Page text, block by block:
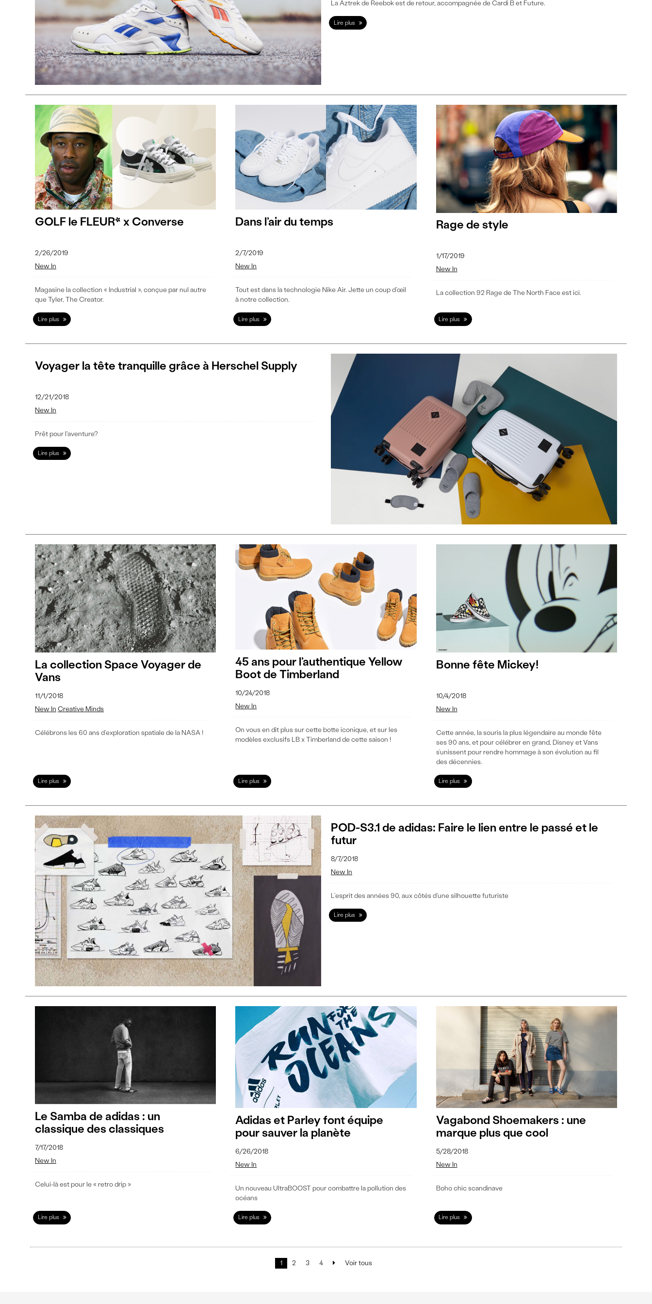
La Aztrek de Reebok est de retour, accompagnée de Cardi B et Future.
Lire plus
GOLF le FLEUR* x Converse
2/26/2019
New In
Magasine la collection « Industrial », conçue par nul autre
que Tyler, The Creator.
Lire plus
Dans l’air du temps
2/7/2019
New In
Tout est dans la technologie Nike Air. Jette un coup d’œil
à notre collection.
Lire plus
Rage de style
1/17/2019
New In
La collection 92 Rage de The North Face est ici.
Lire plus
Voyager la tête tranquille grâce à Herschel Supply
12/21/2018
New In
Prêt pour l'aventure?
Lire plus
La collection Space Voyager de
Vans
11/1/2018
New In Creative Minds
Célébrons les 60 ans d’exploration spatiale de la NASA !
Lire plus
45 ans pour l’authentique Yellow
Boot de Timberland
10/24/2018
New In
On vous en dit plus sur cette botte iconique, et sur les
modèles exclusifs LB x Timberland de cette saison !
Lire plus
Bonne fête Mickey!
10/4/2018
New In
Cette année, la souris la plus légendaire au monde fête
ses 90 ans, et pour célébrer en grand, Disney et Vans
s’unissent pour rendre hommage à son évolution au fil
des décennies.
Lire plus
POD-S3.1 de adidas: Faire le lien entre le passé et le
futur
8/7/2018
New In
L’esprit des années 90, aux côtés d’une silhouette futuriste
Lire plus
Le Samba de adidas : un
classique des classiques
7/17/2018
New In
Celui-là est pour le « retro drip »
Lire plus
Adidas et Parley font équipe
pour sauver la planète
6/26/2018
New In
Un nouveau UltraBOOST pour combattre la pollution des
océans
Lire plus
Vagabond Shoemakers : une
marque plus que cool
5/28/2018
New In
Boho chic scandinave
Lire plus
1 2 3 4 NextVoir tous